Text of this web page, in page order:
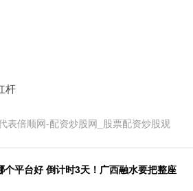
杆
表倍顺网-配资炒股网_股票配资炒股观
个平台好 倒计时3天！广西融水要把整座